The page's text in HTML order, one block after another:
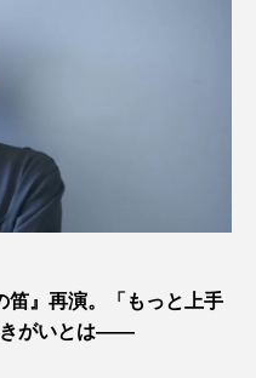
笛』再演。「もっと上手
きがいとは――